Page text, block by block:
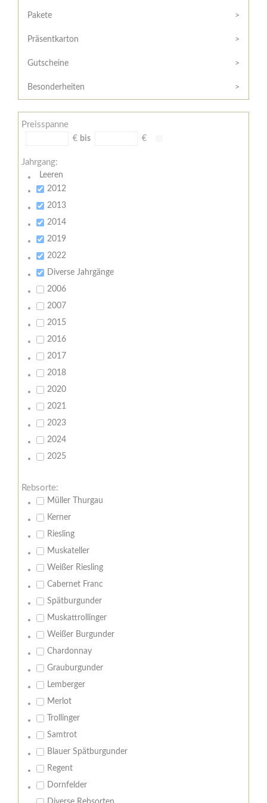
/
Widerrufsformular
AGB
Zahlungsbedingungen
Meine
Pakete
Präsentkarton
Gutscheine
Besonderheiten
Preisspanne
€ bis €
Jahrgang:
Leeren
2012
2013
2014
2019
2022
Diverse Jahrgänge
2006
2007
2015
2016
2017
2018
2020
2021
2023
2024
2025
Rebsorte:
Müller Thurgau
Kerner
Riesling
Muskateller
Weißer Riesling
Cabernet Franc
Spätburgunder
Muskattrollinger
Weißer Burgunder
Chardonnay
Grauburgunder
Lemberger
Merlot
Trollinger
Samtrot
Blauer Spätburgunder
Regent
Dornfelder